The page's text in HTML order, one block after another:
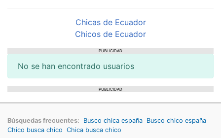
Chicas de Ecuador
Chicos de Ecuador
PUBLICIDAD
No se han encontrado usuarios
PUBLICIDAD
Búsquedas frecuentes: Busco chica españa Busco chico españa
Chico busca chico Chica busca chico